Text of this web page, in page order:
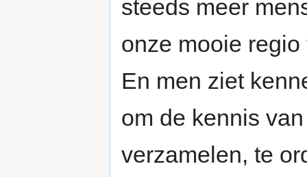
steeds meer
onze mooie
En men ziet
om de kennis
verzamelen, te